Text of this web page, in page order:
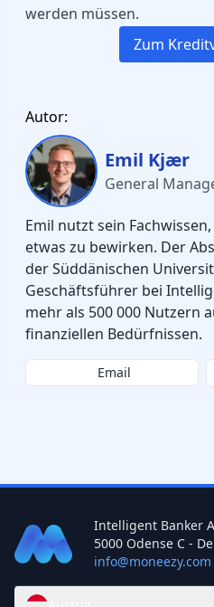
werden müssen.
Zum
Autor:
Emil Kjær
General
Emil nutzt sein
etwas zu bewirken. Der
der Süddänischen
Geschäftsführer bei
mehr als 500 000 Nutzern
finanziellen Bedürfnissen.
Email
Intelligent Banker
5000 Odense C -
info@moneezy.com